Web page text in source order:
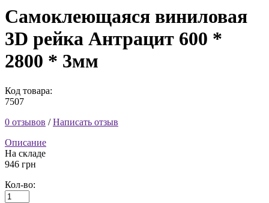
Самоклеющаяся виниловая
3D рейка Антрацит 600 *
2800 * 3мм
Код товара:
7507
0 отзывов /Написать отзыв
Описание
На складе
946 грн
Кол-во: